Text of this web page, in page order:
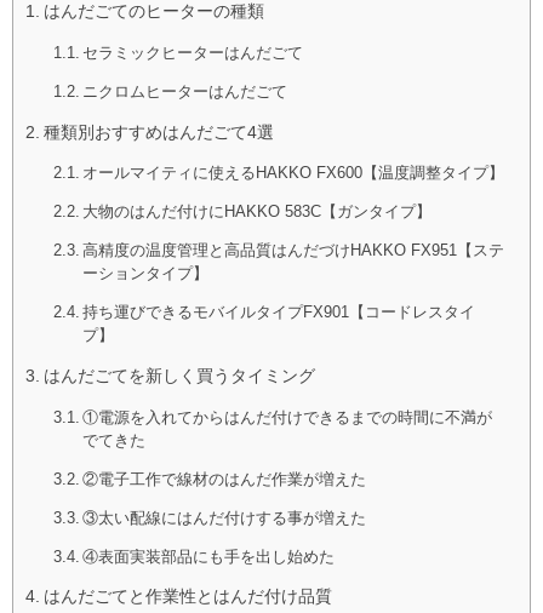
はんだごてのヒーターの種類
セラミックヒーターはんだごて
ニクロムヒーターはんだごて
種類別おすすめはんだごて4選
オールマイティに使えるHAKKO FX600【温度調整タイプ】
大物のはんだ付けにHAKKO 583C【ガンタイプ】
高精度の温度管理と高品質はんだづけHAKKO FX951【ステ
ーションタイプ】
持ち運びできるモバイルタイプFX901【コードレスタイ
プ】
はんだごてを新しく買うタイミング
①電源を入れてからはんだ付けできるまでの時間に不満が
でてきた
②電子工作で線材のはんだ作業が増えた
③太い配線にはんだ付けする事が増えた
④表面実装部品にも手を出し始めた
はんだごてと作業性とはんだ付け品質